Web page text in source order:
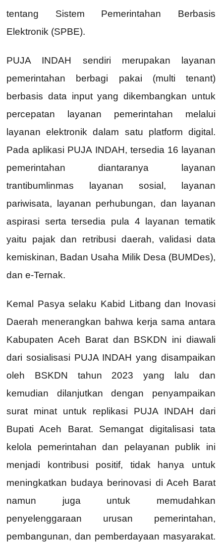
tentang Sistem Pemerintahan Berbasis
Elektronik (SPBE).
PUJA INDAH sendiri merupakan layanan
pemerintahan berbagi pakai (multi tenant)
berbasis data input yang dikembangkan untuk
percepatan layanan pemerintahan melalui
layanan elektronik dalam satu platform digital.
Pada aplikasi PUJA INDAH, tersedia 16 layanan
pemerintahan diantaranya layanan
trantibumlinmas layanan sosial, layanan
pariwisata, layanan perhubungan, dan layanan
aspirasi serta tersedia pula 4 layanan tematik
yaitu pajak dan retribusi daerah, validasi data
kemiskinan, Badan Usaha Milik Desa (BUMDes),
dan e-Ternak.
Kemal Pasya selaku Kabid Litbang dan Inovasi
Daerah menerangkan bahwa kerja sama antara
Kabupaten Aceh Barat dan BSKDN ini diawali
dari sosialisasi PUJA INDAH yang disampaikan
oleh BSKDN tahun 2023 yang lalu dan
kemudian dilanjutkan dengan penyampaikan
surat minat untuk replikasi PUJA INDAH dari
Bupati Aceh Barat. Semangat digitalisasi tata
kelola pemerintahan dan pelayanan publik ini
menjadi kontribusi positif, tidak hanya untuk
meningkatkan budaya berinovasi di Aceh Barat
namun juga untuk memudahkan
penyelenggaraan urusan pemerintahan,
pembangunan, dan pemberdayaan masyarakat.